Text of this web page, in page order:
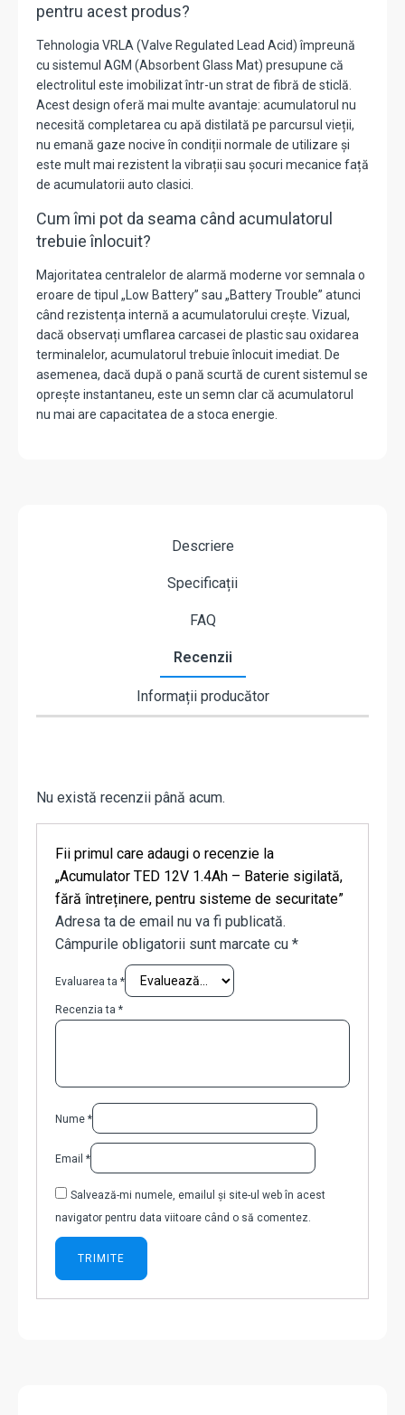
pentru acest produs?
Tehnologia VRLA (Valve Regulated Lead Acid) împreună
cu sistemul AGM (Absorbent Glass Mat) presupune că
electrolitul este imobilizat într-un strat de fibră de sticlă.
Acest design oferă mai multe avantaje: acumulatorul nu
necesită completarea cu apă distilată pe parcursul vieții,
nu emană gaze nocive în condiții normale de utilizare și
este mult mai rezistent la vibrații sau șocuri mecanice față
de acumulatorii auto clasici.
Cum îmi pot da seama când acumulatorul
trebuie înlocuit?
Majoritatea centralelor de alarmă moderne vor semnala o
eroare de tipul „Low Battery” sau „Battery Trouble” atunci
când rezistența internă a acumulatorului crește. Vizual,
dacă observați umflarea carcasei de plastic sau oxidarea
terminalelor, acumulatorul trebuie înlocuit imediat. De
asemenea, dacă după o pană scurtă de curent sistemul se
oprește instantaneu, este un semn clar că acumulatorul
nu mai are capacitatea de a stoca energie.
Descriere
Specificații
FAQ
Recenzii
Informații producător
Nu există recenzii până acum.
Fii primul care adaugi o recenzie la
„Acumulator TED 12V 1.4Ah – Baterie sigilată,
fără întreținere, pentru sisteme de securitate”
Adresa ta de email nu va fi publicată.
Câmpurile obligatorii sunt marcate cu *
Evaluarea ta *
Recenzia ta *
Nume *
Email *
Salvează-mi numele, emailul și site-ul web în acest
navigator pentru data viitoare când o să comentez.